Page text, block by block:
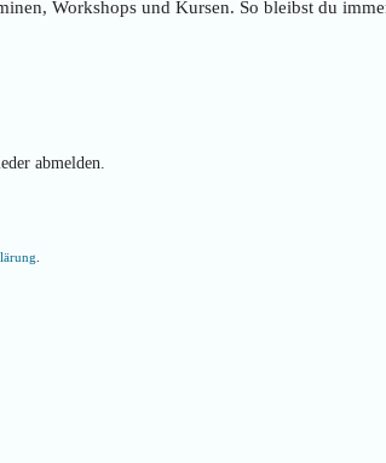
Workshops und Kursen. So bleibst du
abmelden.